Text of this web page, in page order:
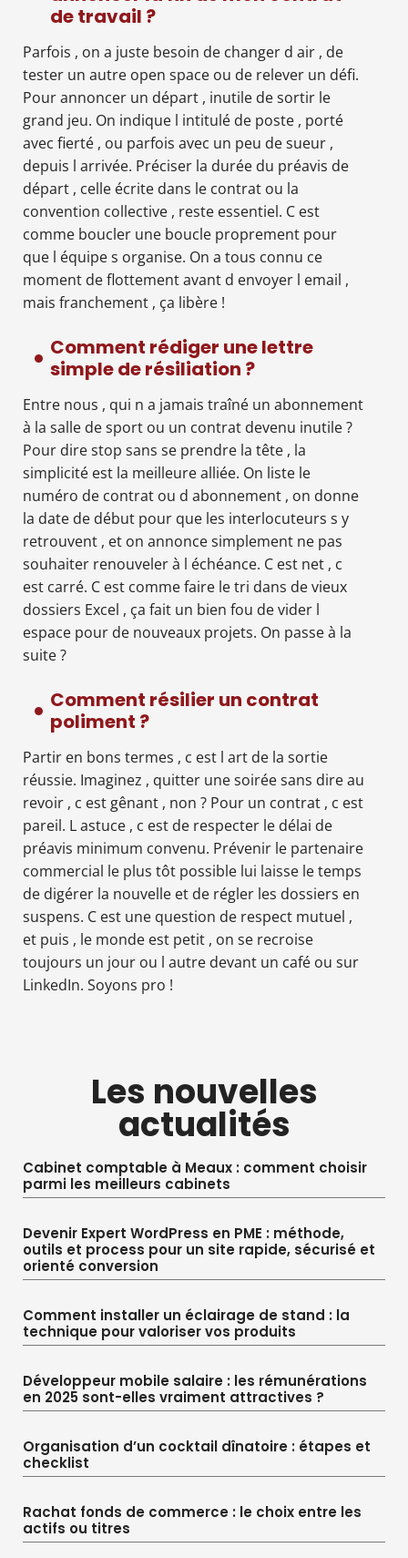
de travail ?
Parfois , on a juste besoin de changer d air , de
tester un autre open space ou de relever un défi.
Pour annoncer un départ , inutile de sortir le
grand jeu. On indique l intitulé de poste , porté
avec fierté , ou parfois avec un peu de sueur ,
depuis l arrivée. Préciser la durée du préavis de
départ , celle écrite dans le contrat ou la
convention collective , reste essentiel. C est
comme boucler une boucle proprement pour
que l équipe s organise. On a tous connu ce
moment de flottement avant d envoyer l email ,
mais franchement , ça libère !
Comment rédiger une lettre
simple de résiliation ?
Entre nous , qui n a jamais traîné un abonnement
à la salle de sport ou un contrat devenu inutile ?
Pour dire stop sans se prendre la tête , la
simplicité est la meilleure alliée. On liste le
numéro de contrat ou d abonnement , on donne
la date de début pour que les interlocuteurs s y
retrouvent , et on annonce simplement ne pas
souhaiter renouveler à l échéance. C est net , c
est carré. C est comme faire le tri dans de vieux
dossiers Excel , ça fait un bien fou de vider l
espace pour de nouveaux projets. On passe à la
suite ?
Comment résilier un contrat
poliment ?
Partir en bons termes , c est l art de la sortie
réussie. Imaginez , quitter une soirée sans dire au
revoir , c est gênant , non ? Pour un contrat , c est
pareil. L astuce , c est de respecter le délai de
préavis minimum convenu. Prévenir le partenaire
commercial le plus tôt possible lui laisse le temps
de digérer la nouvelle et de régler les dossiers en
suspens. C est une question de respect mutuel ,
et puis , le monde est petit , on se recroise
toujours un jour ou l autre devant un café ou sur
LinkedIn. Soyons pro !
Les nouvelles
actualités
Cabinet comptable à Meaux : comment choisir
parmi les meilleurs cabinets
Devenir Expert WordPress en PME : méthode,
outils et process pour un site rapide, sécurisé et
orienté conversion
Comment installer un éclairage de stand : la
technique pour valoriser vos produits
Développeur mobile salaire : les rémunérations
en 2025 sont-elles vraiment attractives ?
Organisation d’un cocktail dînatoire : étapes et
checklist
Rachat fonds de commerce : le choix entre les
actifs ou titres